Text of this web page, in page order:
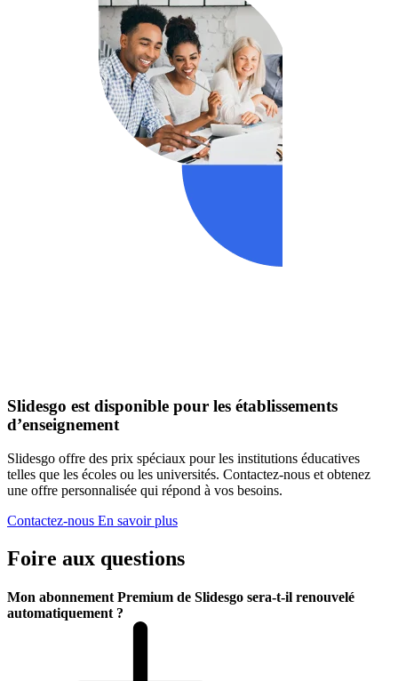
Slidesgo est disponible pour les établissements
d’enseignement
Slidesgo offre des prix spéciaux pour les institutions éducatives
telles que les écoles ou les universités. Contactez-nous et obtenez
une offre personnalisée qui répond à vos besoins.
Contactez-nous En savoir plus
Foire aux questions
Mon abonnement Premium de Slidesgo sera-t-il renouvelé
automatiquement ?